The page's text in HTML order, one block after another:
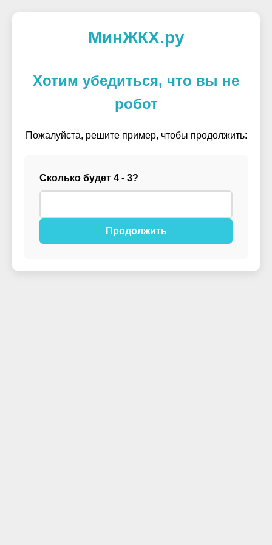
МинЖКХ.ру
Хотим убедиться, что вы не
робот
Пожалуйста, решите пример, чтобы продолжить:
Сколько будет 4 - 3?
Продолжить